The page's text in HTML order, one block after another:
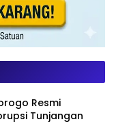
Resmi
Tunjangan